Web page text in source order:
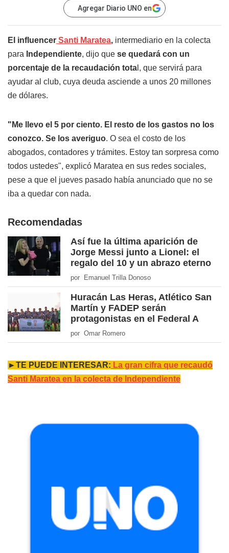
Agregar Diario UNO en
El influencer Santi Maratea, intermediario en la colecta
para Independiente, dijo que se quedará con un
porcentaje de la recaudación tota l, que servirá para
ayudar al club, cuya deuda asciende a unos 20 millones
de dólares.
"Me llevo el 5 por ciento. El resto de los gastos no los
conozco. Se los averiguo. O sea el costo de los
abogados, contadores y trámites. Estoy tan sorpresa como
todos ustedes", explicó Maratea en sus redes sociales,
pese a que el jueves pasado había anunciado que no se
iba a quedar con nada.
Recomendadas
Así fue la última aparición de
Jorge Messi junto a Lionel: el
regalo del 10 y un abrazo eterno
por Emanuel Trilla Donoso
Huracán Las Heras, Atlético San
Martín y FADEP serán
protagonistas en el Federal A
por Omar Romero
►TE PUEDE INTERESAR: La gran cifra que recaudó
Santi Maratea en la colecta de Independiente